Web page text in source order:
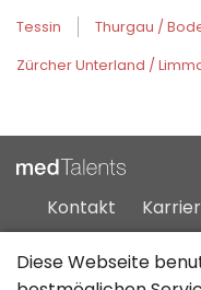
Tessin
Thurgau /
Zürcher Unterland /
Kontakt
Impressum
Diese Webseite